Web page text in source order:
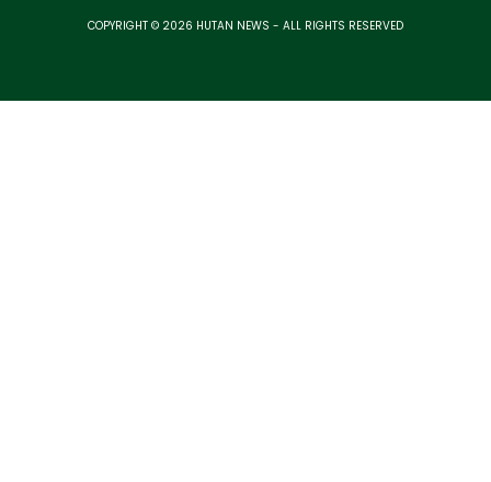
COPYRIGHT © 2026 HUTAN NEWS - ALL RIGHTS RESERVED